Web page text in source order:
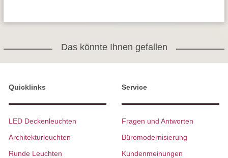
Das könnte Ihnen gefallen
Quicklinks
LED Deckenleuchten
Architekturleuchten
Runde Leuchten
Service
Fragen und Antworten
Büromodernisierung
Kundenmeinungen